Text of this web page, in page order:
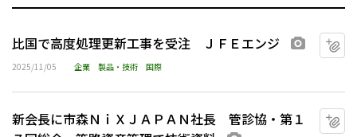
比国で高度処理更新工事を受注 ＪＦＥエンジ 画像あり
2025/11/05 企業 製品・技術 国際
新会長に市森ＮｉＸＪＡＰＡＮ社長 管診協・第１